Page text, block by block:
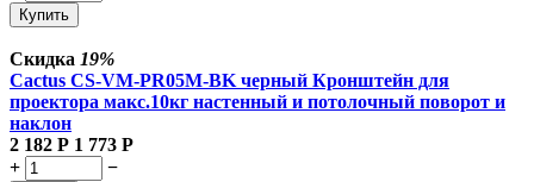
Купить
Скидка 19%
Cactus CS-VM-PR05M-BK черный Кронштейн для
проектора макс.10кг настенный и потолочный поворот и
наклон
2 182 Р 1 773 Р
+
−